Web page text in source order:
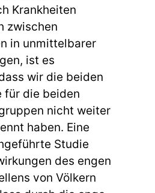
Krankheiten
zwischen
in unmittelbarer
ist es
wir die beiden
für die beiden
nicht weiter
haben. Eine
Studie
des engen
von Völkern